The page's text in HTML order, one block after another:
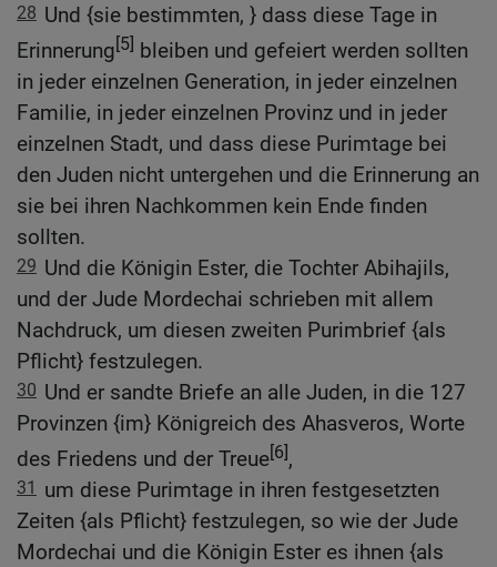
28 Und {sie bestimmten, } dass diese Tage in
Erinnerung[5] bleiben und gefeiert werden sollten
in jeder einzelnen Generation, in jeder einzelnen
Familie, in jeder einzelnen Provinz und in jeder
einzelnen Stadt, und dass diese Purimtage bei
den Juden nicht untergehen und die Erinnerung an
sie bei ihren Nachkommen kein Ende finden
sollten.
29 Und die Königin Ester, die Tochter Abihajils,
und der Jude Mordechai schrieben mit allem
Nachdruck, um diesen zweiten Purimbrief {als
Pflicht} festzulegen.
30 Und er sandte Briefe an alle Juden, in die 127
Provinzen {im} Königreich des Ahasveros, Worte
des Friedens und der Treue[6],
31
um diese Purimtage in ihren festgesetzten
Zeiten {als Pflicht} festzulegen, so wie der Jude
Mordechai und die Königin Ester es ihnen {als